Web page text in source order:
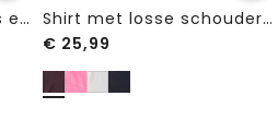
Top met split in de hals en bandjes
Shirt met losse schouders en gespleten hals
€ 25,99